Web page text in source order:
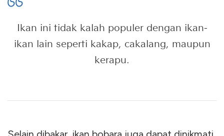
Ikan ini tidak kalah populer dengan ikan-
ikan lain seperti kakap, cakalang, maupun
kerapu.